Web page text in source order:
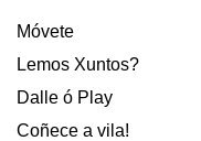
Móvete
Lemos Xuntos?
Dalle ó Play
Coñece a vila!